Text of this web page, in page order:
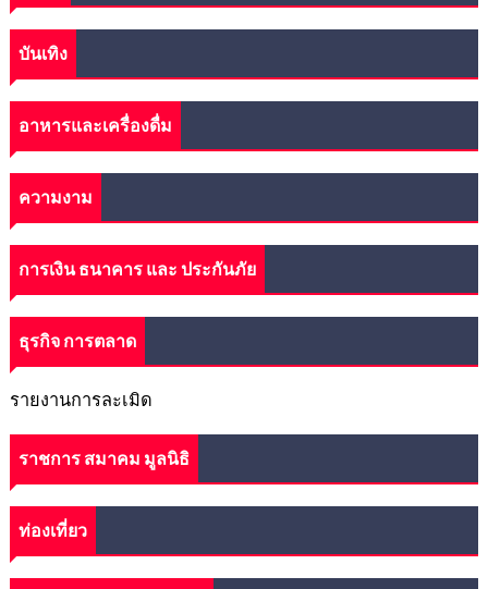
บันเทิง
อาหารและเครื่องดื่ม
ความงาม
การเงิน ธนาคาร และ ประกันภัย
ธุรกิจ การตลาด
รายงานการละเมิด
ราชการ สมาคม มูลนิธิ
ท่องเที่ยว